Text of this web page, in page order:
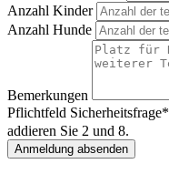
Anzahl Kinder
Anzahl Hunde
Bemerkungen
Pflichtfeld Sicherheitsfrage*
addieren Sie 2 und 8.
Anmeldung absenden